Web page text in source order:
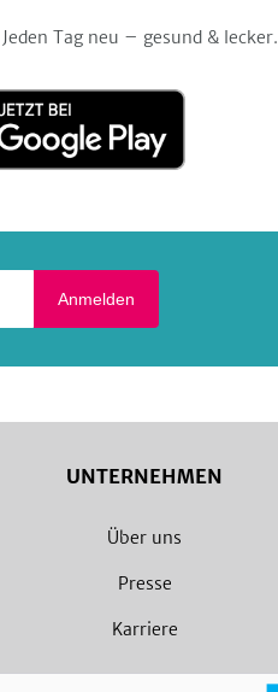
Tag neu – gesund & lecker.
Anmelden
UNTERNEHMEN
Über uns
Presse
Karriere